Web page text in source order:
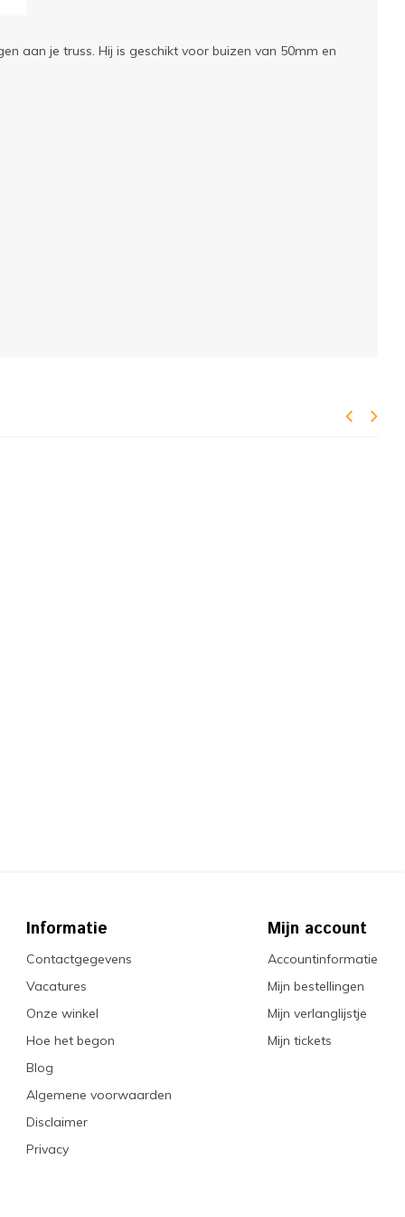
aan je truss. Hij is geschikt voor buizen van 50mm en
Informatie
Contactgegevens
Vacatures
Onze winkel
Hoe het begon
Blog
Algemene voorwaarden
Disclaimer
Privacy
Mijn account
Accountinformatie
Mijn bestellingen
Mijn verlanglijstje
Mijn tickets